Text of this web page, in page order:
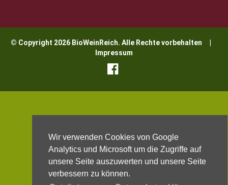
Wir verwenden Cookies von Google
Analytics und Microsoft um die Zugriffe auf
unsere Seite auszuwerten und unsere Seite
verbessern zu können.
© Copyright 2026 BioWeinReich. Alle Rechte vorbehalten |
Impressum